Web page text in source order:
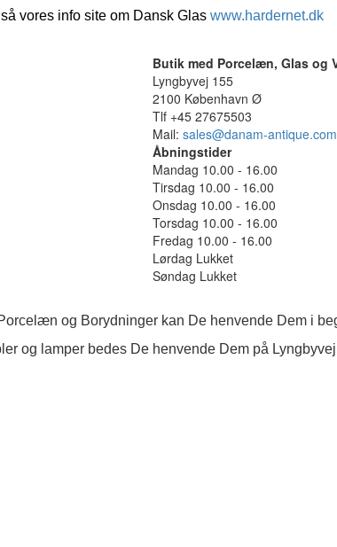
vores info site om Dansk Glas www.hardernet.dk
Butik med Porcelæn, Glas og
Lyngbyvej 155
2100 København Ø
Tlf +45 27675503
Mail: sales@danam-antique.com
Åbningstider
Mandag 10.00 - 16.00
Tirsdag 10.00 - 16.00
Onsdag 10.00 - 16.00
Torsdag 10.00 - 16.00
Fredag 10.00 - 16.00
Lørdag Lukket
Søndag Lukket
og Borydninger kan De henvende Dem i
og lamper bedes De henvende Dem på